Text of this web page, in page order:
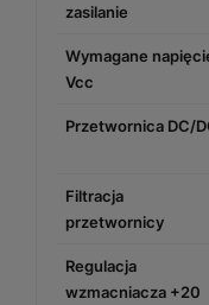
zasilanie
Wymagane
Vcc
Przetwornica DC/
Filtracja
przetwornicy
Regulacja
wzmacniacza +20